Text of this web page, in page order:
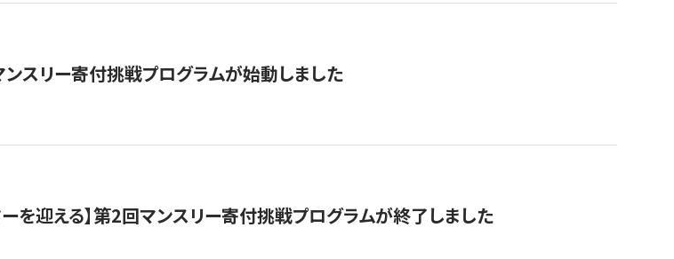
スリー寄付挑戦プログラムが始動しました
を迎える】第2回マンスリー寄付挑戦プログラムが終了しました